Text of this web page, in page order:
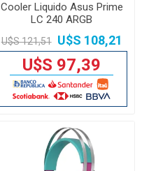
Cooler Liquido Asus Prime
LC 240 ARGB
U$S 121,51 U$S 108,21
U$S 97,39